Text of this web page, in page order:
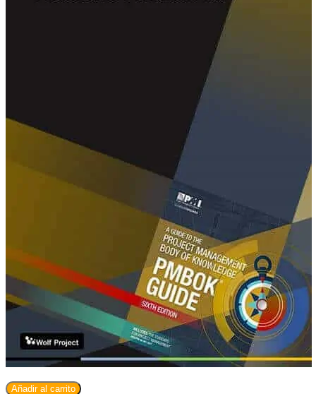
Descarga
Añadir al carrito